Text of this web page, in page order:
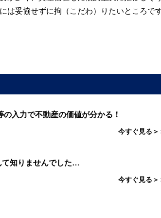
妥協せずに拘（こだわ）りたいところです
入力で不動産の価値が分かる！
今すぐ見る＞
て知りませんでした…
今すぐ見る＞